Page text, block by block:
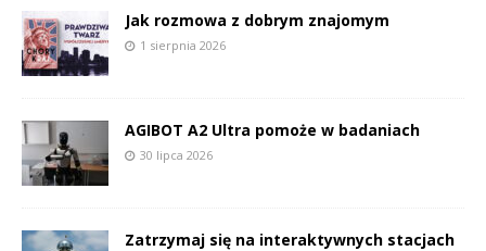
Jak rozmowa z dobrym znajomym
1 sierpnia 2026
AGIBOT A2 Ultra pomoże w badaniach
30 lipca 2026
Zatrzymaj się na interaktywnych stacjach